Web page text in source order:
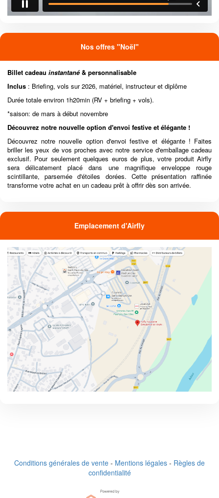
Nos offres "Noël"
Billet cadeau instantané& personnalisable
Inclus : Briefing, vols sur 2026, matériel, instructeur et diplôme
Durée totale environ 1h20min (RV + briefing + vols).
*saison: de mars à début novembre
Découvrez notre nouvelle option d'envoi festive et élégante !
Découvrez notre nouvelle option d'envoi festive et élégante ! Faites
briller les yeux de vos proches avec notre service d'emballage cadeau
exclusif. Pour seulement quelques euros de plus, votre produit Airfly
sera délicatement placé dans une magnifique enveloppe rouge
scintillante, parsemée d'étoiles dorées. Cette présentation raffinée
transforme votre achat en un cadeau prêt à offrir dès son arrivée.
Emplacement d'Airfly
Conditions générales de vente - Mentions légales - Règles de
confidentialité